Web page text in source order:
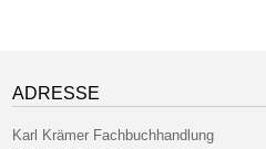
ADRESSE
Karl Krämer Fachbuchhandlung